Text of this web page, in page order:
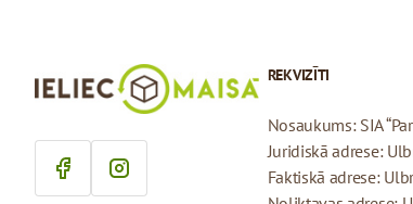
REKVIZĪTI
Nosaukums: SIA
Juridiskā adrese:
Faktiskā adrese: